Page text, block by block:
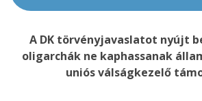
A DK törvényjavaslatot nyújt
oligarchák ne kaphassanak
uniós válságkezelő